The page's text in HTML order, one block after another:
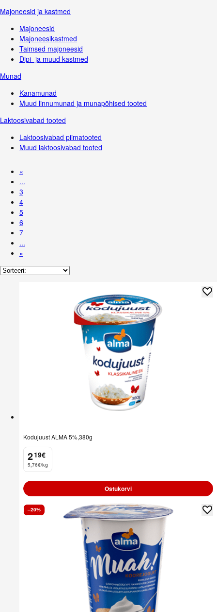
Majoneesid ja kastmed
Majoneesid
Majoneesikastmed
Taimsed majoneesid
Dipi- ja muud kastmed
Munad
Kanamunad
Muud linnumunad ja munapõhised tooted
Laktoosivabad tooted
Laktoosivabad piimatooted
Muud laktoosivabad tooted
«
...
3
4
5
6
7
...
»
Kodujuust ALMA 5%,380g
2
. 19€
5,76€/kg
Ostukorvi
–20%